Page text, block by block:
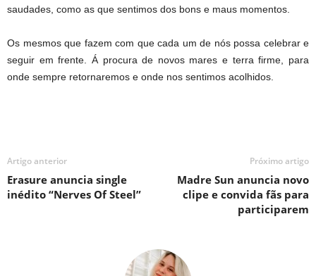
saudades, como as que sentimos dos bons e maus momentos.
Os mesmos que fazem com que cada um de nós possa celebrar e
seguir em frente. Á procura de novos mares e terra firme, para
onde sempre retornaremos e onde nos sentimos acolhidos.
Artigo anterior
Erasure anuncia single
inédito “Nerves Of Steel”
Próximo artigo
Madre Sun anuncia novo
clipe e convida fãs para
participarem